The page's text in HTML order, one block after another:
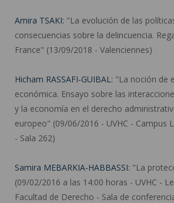
Amira TSAKI: "La evolución de las
consecuencias sobre la delincuencia.
France" (13/09/2018 - Valenciennes)
Hicham RASSAFI-GUIBAL: "La noción de
económica. Ensayo sobre las
y la economía en el derecho
europeo" (09/06/2016 - UVHC - Campus
- Sala 262)
Samira MEBARKIA-HABBASSI: "La
(09/02/2016 a las 14:00 horas - UVHC -
Facultad de Derecho - Sala de